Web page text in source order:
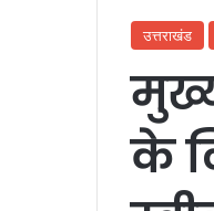
उत्तराखंड
के